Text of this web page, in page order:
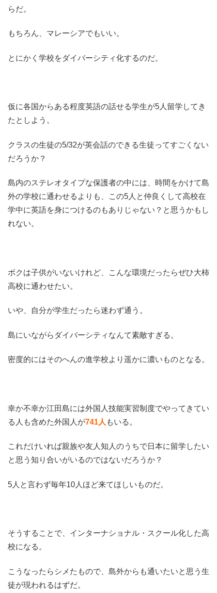
らだ。
もちろん、マレーシアでもいい。
とにかく学校をダイバーシティ化するのだ。
仮に各国からある程度英語の話せる学生が5人留学してき
たとしよう。
クラスの生徒の5/32が英会話のできる生徒ってすごくない
だろうか？
島内のステレオタイプな保護者の中には、時間をかけて島
外の学校に通わせるよりも、この5人と仲良くして高校在
学中に英語を身につけるのもありじゃない？と思うかもし
れない。
ボクは子供がいないけれど、こんな環境だったらぜひ大柿
高校に通わせたい。
いや、自分が学生だったら迷わず通う。
島にいながらダイバーシティなんて素敵すぎる。
密度的にはそのへんの進学校より遥かに濃いものとなる。
幸か不幸か江田島には外国人技能実習制度でやってきてい
る人も含めた外国人が741人 もいる。
これだけいれば親族や友人知人のうちで日本に留学したい
と思う知り合いがいるのではないだろうか？
5人と言わず毎年10人ほど来てほしいものだ。
そうすることで、インターナショナル・スクール化した高
校になる。
こうなったらシメたもので、島外からも通いたいと思う生
徒が現われるはずだ。